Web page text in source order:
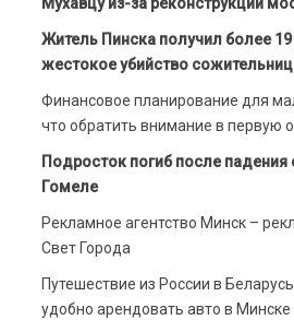
Житель Пинска получил более
жестокое убийство
Финансовое планирование для
что обратить внимание в первую
Подросток погиб после падения
Гомеле
Рекламное агентство Минск –
Свет Города
Путешествие из России в
удобно арендовать авто в Минске